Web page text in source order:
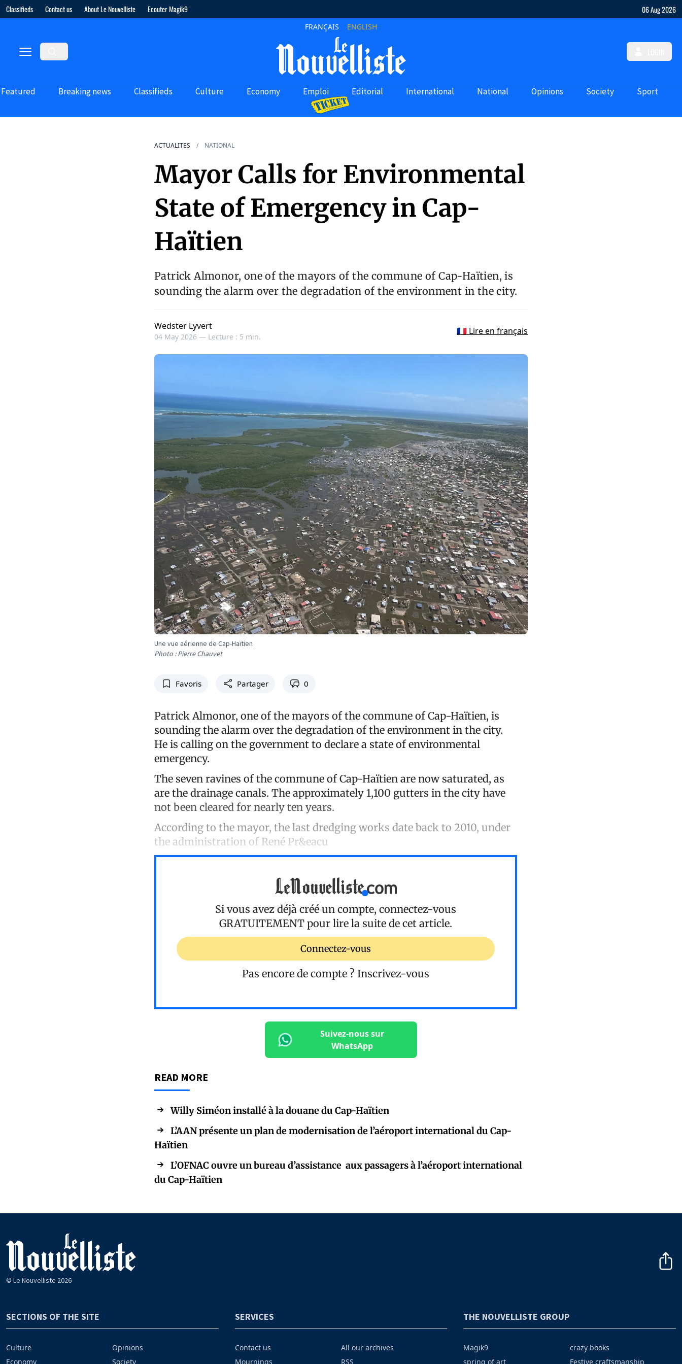
Classifieds Contact us About Le Nouvelliste Ecouter Magik9 06 Aug 2026
FRANÇAIS ENGLISH
Featured Breaking news Classifieds Culture Economy Emploi Editorial International National Opinions Society Sport
ACTUALITES NATIONAL
Mayor Calls for Environmental
State of Emergency in Cap-
Haïtien
Patrick Almonor, one of the mayors of the commune of Cap-Haïtien, is
sounding the alarm over the degradation of the environment in the city.
Wedster Lyvert
04 May 2026 — Lecture : 5 min.
🇫🇷 Lire en français
Une vue aérienne de Cap-Haïtien
Photo : Pierre Chauvet
Favoris Partager 0
Patrick Almonor, one of the mayors of the commune of Cap-Haïtien, is
sounding the alarm over the degradation of the environment in the city.
He is calling on the government to declare a state of environmental
emergency.
The seven ravines of the commune of Cap-Haïtien are now saturated, as
are the drainage canals. The approximately 1,100 gutters in the city have
not been cleared for nearly ten years.
According to the mayor, the last dredging works date back to 2010, under
the administration of René Pr&eacu
Si vous avez déjà créé un compte, connectez-vous
GRATUITEMENT pour lire la suite de cet article.
Connectez-vous
Pas encore de compte ? Inscrivez-vous
Suivez-nous sur
WhatsApp
READ MORE
Willy Siméon installé à la douane du Cap-Haïtien
L’AAN présente un plan de modernisation de l’aéroport international du Cap-
Haïtien
L’OFNAC ouvre un bureau d’assistance aux passagers à l’aéroport international
du Cap-Haïtien
© Le Nouvelliste 2026
SECTIONS OF THE SITE
Culture
Economy
Opinions
Society
SERVICES
Contact us
Mournings
All our archives
RSS
THE NOUVELLISTE GROUP
Magik9
spring of art
crazy books
Festive craftsmanship